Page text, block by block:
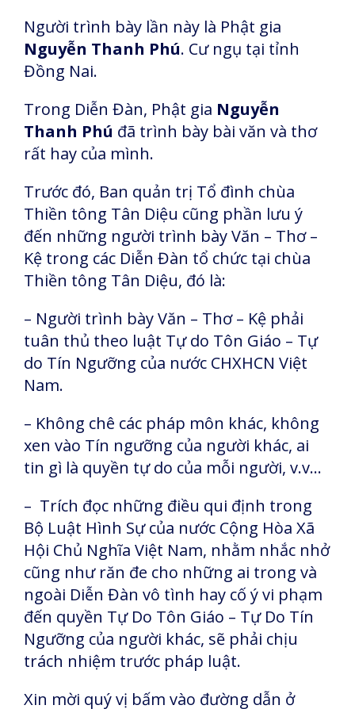
Người trình bày lần này là Phật gia
Nguyễn Thanh Phú. Cư ngụ tại tỉnh
Đồng Nai.
Trong Diễn Đàn, Phật gia Nguyễn
Thanh Phú đã trình bày bài văn và thơ
rất hay của mình.
Trước đó, Ban quản trị Tổ đình chùa
Thiền tông Tân Diệu cũng phần lưu ý
đến những người trình bày Văn – Thơ –
Kệ trong các Diễn Đàn tổ chức tại chùa
Thiền tông Tân Diệu, đó là:
– Người trình bày Văn – Thơ – Kệ phải
tuân thủ theo luật Tự do Tôn Giáo – Tự
do Tín Ngưỡng của nước CHXHCN Việt
Nam.
– Không chê các pháp môn khác, không
xen vào Tín ngưỡng của người khác, ai
tin gì là quyền tự do của mỗi người, v.v…
– Trích đọc những điều qui định trong
Bộ Luật Hình Sự của nước Cộng Hòa Xã
Hội Chủ Nghĩa Việt Nam, nhằm nhắc nhở
cũng như răn đe cho những ai trong và
ngoài Diễn Đàn vô tình hay cố ý vi phạm
đến quyền Tự Do Tôn Giáo – Tự Do Tín
Ngưỡng của người khác, sẽ phải chịu
trách nhiệm trước pháp luật.
Xin mời quý vị bấm vào đường dẫn ở